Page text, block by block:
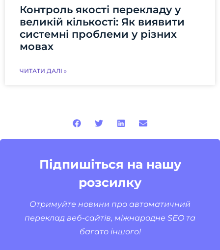
Контроль якості перекладу у
великій кількості: Як виявити
системні проблеми у різних
мовах
ЧИТАТИ ДАЛІ »
Підпишіться на нашу
розсилку
Отримуйте новини про автоматичний
переклад веб-сайтів, міжнародне SEO та
багато іншого!